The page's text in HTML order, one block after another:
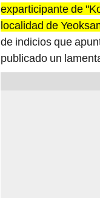
exparticipante de
localidad de
de indicios que
publicado un